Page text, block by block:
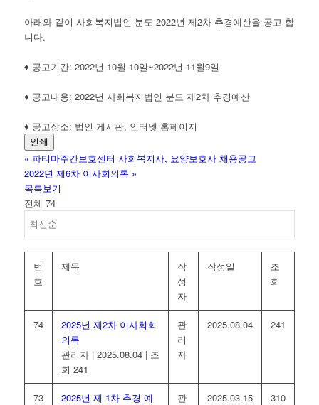
아래와 같이 사회복지법인 분도 2022년 제2차 추경예산을 공고 합
니다.
♦ 공고기간: 2022년 10월 10일~2022년 11월9일
♦ 공고내용: 2022년 사회복지법인 분도 제2차 추경예산
♦ 공고장소: 법인 게시판, 인터넷 홈페이지
인쇄
« 파티마주간보호센터 사회복지사, 요양보호사 채용공고
2022년 제6차 이사회의록 »
목록보기
전체 74
번
호
제목
작
성
자
작성일
조
회
74
2025년 제2차 이사회회
의록
관리자 | 2025.08.04 | 조
회 241
관
리
자
2025.08.04 241
73
2025년 제 1차 추경 예
관
2025.03.15 310